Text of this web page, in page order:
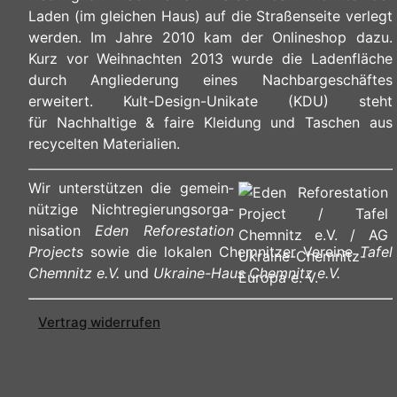
Laden (im gleichen Haus) auf die Straßenseite verlegt
werden. Im Jahre 2010 kam der Onlineshop dazu.
Kurz vor Weihnachten 2013 wurde die Ladenfläche
durch Angliederung eines Nachbargeschäftes
erweitert. Kult-Design-Unikate (KDU) steht
für Nachhaltige & faire Kleidung und Taschen aus
recycelten Materialien.
Wir unterstützen die ge­mein­
nüt­zi­ge Nicht­re­gie­rungs­or­ga­
ni­sa­ti­onEden Reforestation
Projects sowie die lokalen Chemnitzer VereineTafel
Chemnitz e.V. und Ukraine-Haus Chemnitz e.V.
Vertrag widerrufen